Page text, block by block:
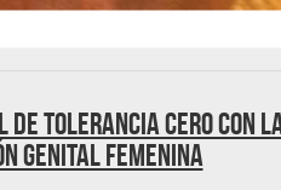
de tolerancia cero con
genital femenina